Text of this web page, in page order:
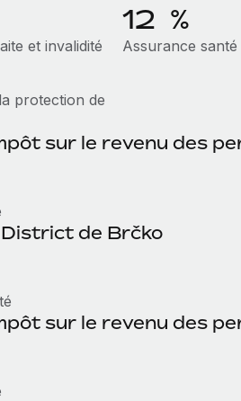
et invalidité
12 %
Assurance santé
protection de
sur le revenu des
de Brčko
sur le revenu des